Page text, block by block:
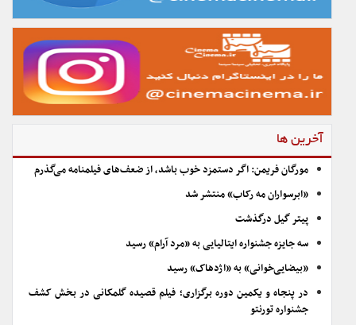
آخرین ها
مورگان فریمن: اگر دستمزد خوب باشد، از ضعف‌های فیلمنامه می‌گذرم
«ابرسواران مه رکاب» منتشر شد
پیتر گیل درگذشت
سه جایزه جشنواره ایتالیایی به «مرد آرام» رسید
«بیضایی‌خوانی» به «اژدهاک» رسید
در پنجاه و یکمین دوره برگزاری؛ فیلم قصیده گلمکانی در بخش کشف
جشنواره تورنتو